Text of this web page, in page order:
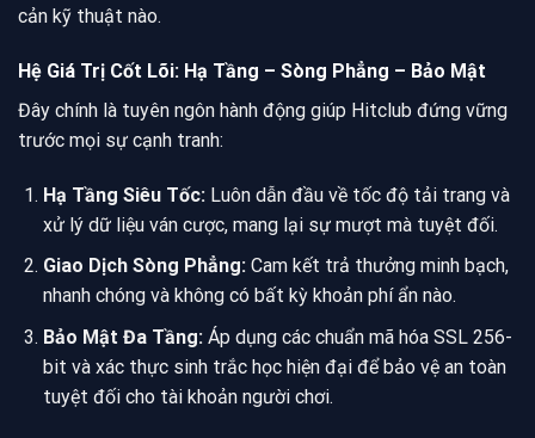
cản kỹ thuật nào.
Hệ Giá Trị Cốt Lõi: Hạ Tầng – Sòng Phẳng – Bảo Mật
Đây chính là tuyên ngôn hành động giúp Hitclub đứng vững
trước mọi sự cạnh tranh:
Hạ Tầng Siêu Tốc:Luôn dẫn đầu về tốc độ tải trang và
xử lý dữ liệu ván cược, mang lại sự mượt mà tuyệt đối.
Giao Dịch Sòng Phẳng:Cam kết trả thưởng minh bạch,
nhanh chóng và không có bất kỳ khoản phí ẩn nào.
Bảo Mật Đa Tầng:Áp dụng các chuẩn mã hóa SSL 256-
bit và xác thực sinh trắc học hiện đại để bảo vệ an toàn
tuyệt đối cho tài khoản người chơi.